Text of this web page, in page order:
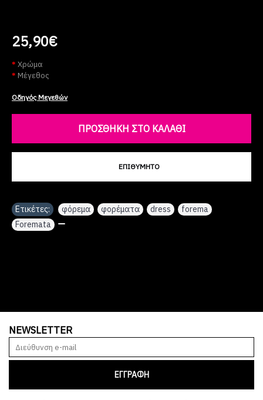
25,90€
Χρώμα
Μέγεθος
Οδηγός Μεγεθών
ΠΡΟΣΘΉΚΗ ΣΤΟ ΚΑΛΆΘΙ
ΕΠΙΘΥΜΗΤΌ
Ετικέτες: φόρεμα φορέματα dress forema
Foremata
NEWSLETTER
ΕΓΓΡΑΦΗ